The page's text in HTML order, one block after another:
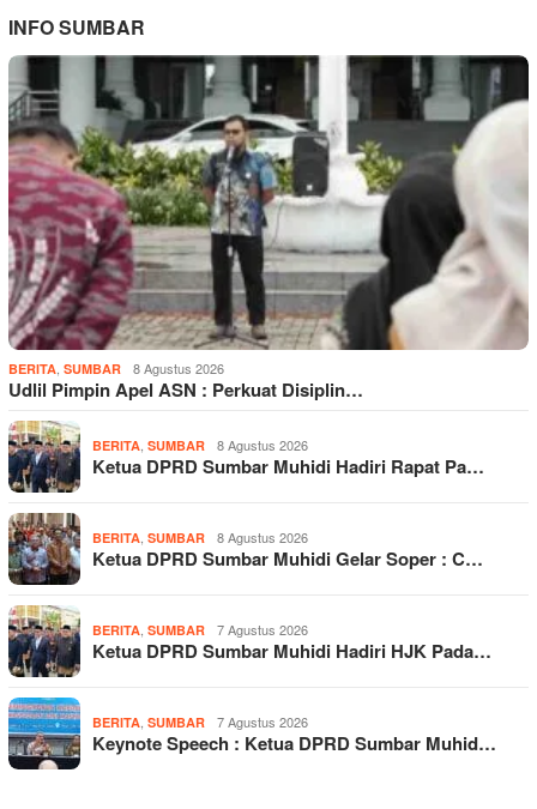
INFO SUMBAR
BERITA, SUMBAR 8 Agustus 2026
Udlil Pimpin Apel ASN : Perkuat Disiplin…
BERITA, SUMBAR 8 Agustus 2026
Ketua DPRD Sumbar Muhidi Hadiri Rapat Pa…
BERITA, SUMBAR 8 Agustus 2026
Ketua DPRD Sumbar Muhidi Gelar Soper : C…
BERITA, SUMBAR 7 Agustus 2026
Ketua DPRD Sumbar Muhidi Hadiri HJK Pada…
BERITA, SUMBAR 7 Agustus 2026
Keynote Speech : Ketua DPRD Sumbar Muhid…